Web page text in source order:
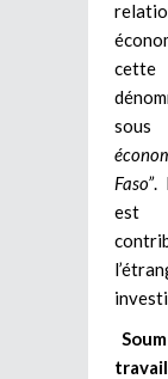
cette
Faso”.
est